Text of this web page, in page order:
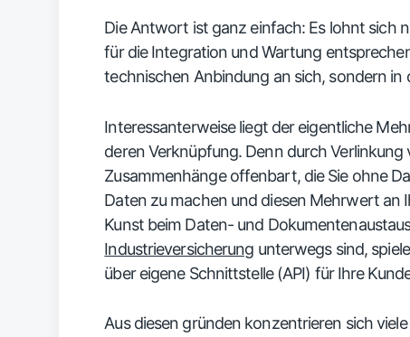
Die Antwort ist ganz einfach: Es lohnt sich
für die Integration und Wartung
technischen Anbindung an sich, sondern
Interessanterweise liegt der eigentliche
deren Verknüpfung. Denn durch
Zusammenhänge offenbart, die Sie ohne
Daten zu machen und diesen Mehrwert an
Kunst beim Daten- und
Industrieversicherung unterwegs sind,
über eigene Schnittstelle (API) für Ihre
Aus diesen gründen konzentrieren sich